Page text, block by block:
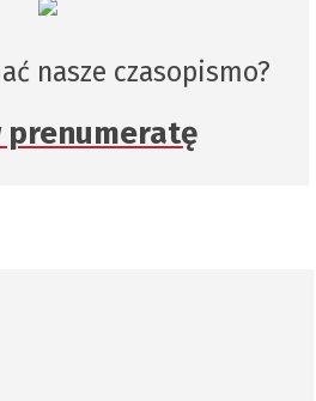
nasze czasopismo?
prenumeratę